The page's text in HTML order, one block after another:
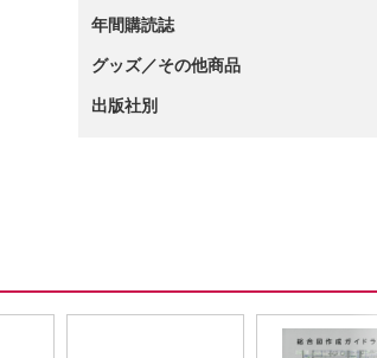
年間購読誌
グッズ／その他商品
出版社別